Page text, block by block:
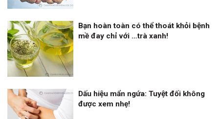
Bạn hoàn toàn có thể thoát khỏi bệnh
mề đay chỉ với …trà xanh!
Dấu hiệu mẩn ngứa: Tuyệt đối không
được xem nhẹ!